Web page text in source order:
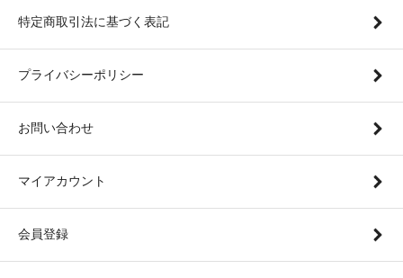
特定商取引法に基づく表記
プライバシーポリシー
お問い合わせ
マイアカウント
会員登録